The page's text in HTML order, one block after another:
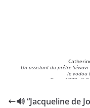
Un assistant du prêtre
le vodou
Togo, 1989. ©
🔊 “Jacqueline de